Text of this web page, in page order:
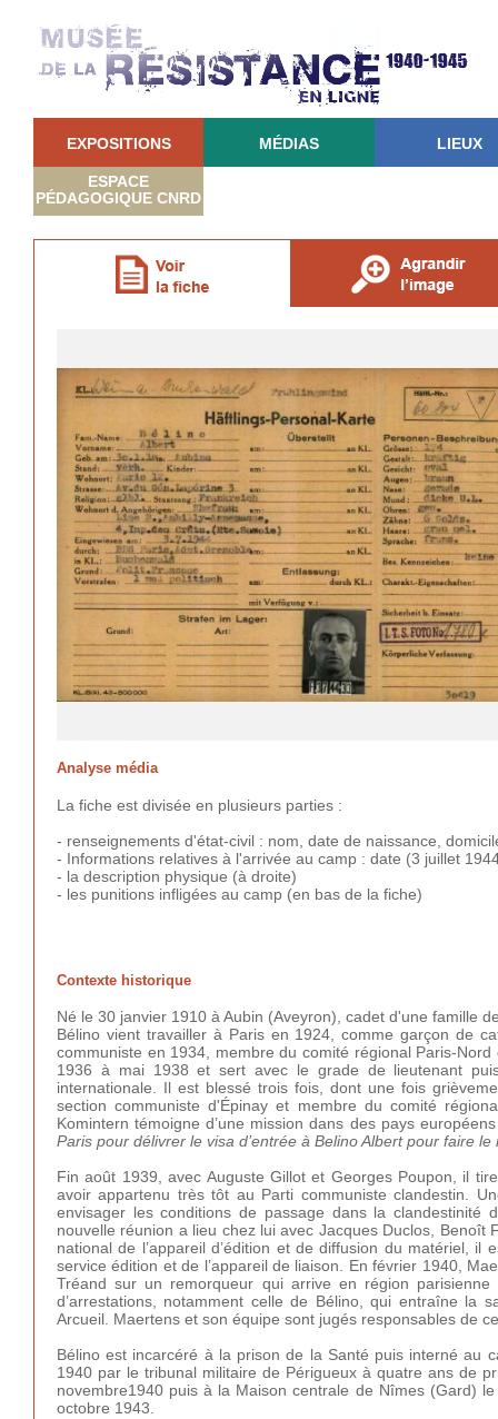
EXPOSITIONS MÉDIAS LIEUX
ESPACE
PÉDAGOGIQUE CNRD
Analyse média
La fiche est divisée en plusieurs parties :
- renseignements d'état-civil : nom, date de naissance,
- Informations relatives à l'arrivée au camp : date (3 juillet
- la description physique (à droite)
- les punitions infligées au camp (en bas de la fiche)
Contexte historique
Né le 30 janvier 1910 à Aubin (Aveyron), cadet d'une famille
Bélino vient travailler à Paris en 1924, comme garçon de
communiste en 1934, membre du comité régional Paris-
1936 à mai 1938 et sert avec le grade de lieutenant
internationale. Il est blessé trois fois, dont une fois
section communiste d'Épinay et membre du comité
Komintern témoigne d’une mission dans des pays
Paris pour délivrer le visa d’entrée à Belino Albert pour faire
Fin août 1939, avec Auguste Gillot et Georges Poupon, il
avoir appartenu très tôt au Parti communiste clandestin.
envisager les conditions de passage dans la clandestinité
nouvelle réunion a lieu chez lui avec Jacques Duclos,
national de l’appareil d’édition et de diffusion du matériel,
service édition et de l’appareil de liaison. En février 1940,
Tréand sur un remorqueur qui arrive en région
d’arrestations, notamment celle de Bélino, qui entraîne la
Arcueil. Maertens et son équipe sont jugés responsables de
Bélino est incarcéré à la prison de la Santé puis interné au
1940 par le tribunal militaire de Périgueux à quatre ans de
novembre1940 puis à la Maison centrale de Nîmes (Gard)
octobre 1943.